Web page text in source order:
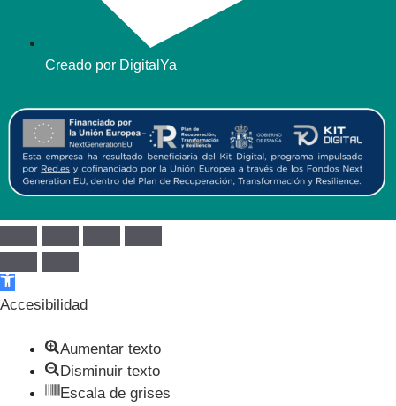
Creado por DigitalYa
Abrir barra de herramientas
Accesibilidad
Aumentar texto
Disminuir texto
Escala de grises